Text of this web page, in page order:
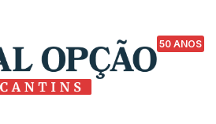
50 ANOS